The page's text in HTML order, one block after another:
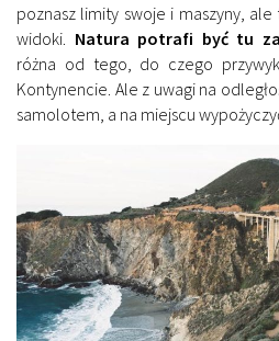
poznasz limity swoje i maszyny,
widoki. Natura potrafi być tu
różna od tego, do czego
Kontynencie. Ale z uwagi na
samolotem, a na miejscu